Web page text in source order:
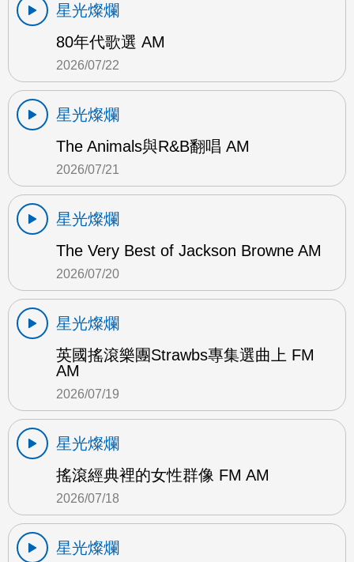
星光燦爛
80年代歌選 AM
2026/07/22
星光燦爛
The Animals與R&B翻唱 AM
2026/07/21
星光燦爛
The Very Best of Jackson Browne AM
2026/07/20
星光燦爛
英國搖滾樂團Strawbs專集選曲上 FM
AM
2026/07/19
星光燦爛
搖滾經典裡的女性群像 FM AM
2026/07/18
星光燦爛